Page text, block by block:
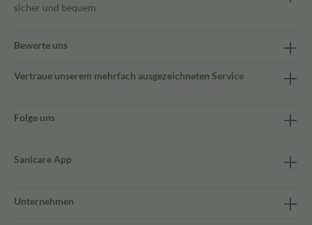
sicher und bequem
Bewerte uns
Vertraue unserem mehrfach ausgezeichneten Service
Folge uns
Sanicare App
Unternehmen